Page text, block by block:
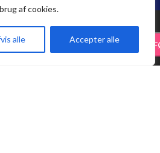
af cookies.
alle Accepter alle
kr. 29.75 +